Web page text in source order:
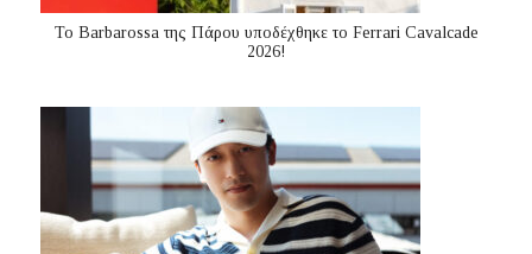
Το Barbarossa της Πάρου υποδέχθηκε το Ferrari Cavalcade
2026!